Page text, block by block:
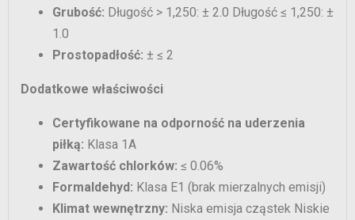
Grubość: Długość > 1,250: ± 2.0 Długość ≤ 1,250: ±
1.0
Prostopadłość: ± ≤ 2
Dodatkowe właściwości
Certyfikowane na odporność na uderzenia
piłką: Klasa 1A
Zawartość chlorków: ≤ 0.06%
Formaldehyd: Klasa E1 (brak mierzalnych emisji)
Klimat wewnętrzny: Niska emisja cząstek Niskie